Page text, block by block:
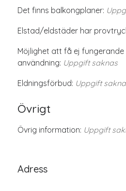
Det finns balkongplaner:
Elstad/eldstäder har
Möjlighet att få ej fungerande
användning: Uppgift saknas
Eldningsförbud: Uppgift
Övrigt
Övrig information: Uppgift
Adress